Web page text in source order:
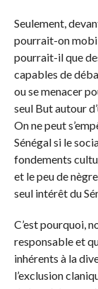
Seulement,
pourrait-on
pourrait-il que
capables de
ou se menacer
seul But autour
On ne peut
Sénégal si le
fondements
et le peu de
seul intérêt du
C’est pourquoi,
responsable et
inhérents à la
l’exclusion